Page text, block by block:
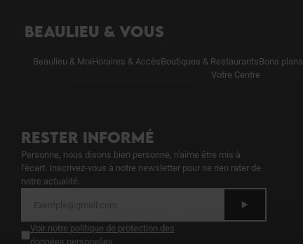
BEAULIEU & VOUS
Beaulieu & MoiHoraires & AccèsBoutiques & RestaurantsBons plans
Votre Centre
RESTER INFORMÉ
Personne, nous disons bien personne, n'aime être mis à
l'écart. Inscrivez-vous à notre newsletter pour ne rien rater de
notre actualité.
Voir notre politique de protection des
données personelles